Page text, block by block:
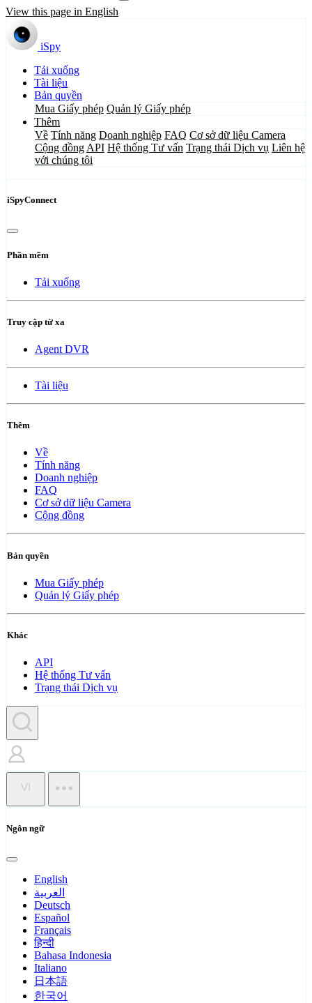
View this page in English
iSpy
Tải xuống
Tài liệu
Bản quyền
Mua Giấy phép Quản lý Giấy phép
Thêm
Về Tính năng Doanh nghiệp FAQ Cơ sở dữ liệu Camera
Cộng đồng API Hệ thống Tư vấn Trạng thái Dịch vụ Liên hệ
với chúng tôi
iSpyConnect
Phần mềm
Tải xuống
Truy cập từ xa
Agent DVR
Tài liệu
Thêm
Về
Tính năng
Doanh nghiệp
FAQ
Cơ sở dữ liệu Camera
Cộng đồng
Bản quyền
Mua Giấy phép
Quản lý Giấy phép
Khác
API
Hệ thống Tư vấn
Trạng thái Dịch vụ
VI
Ngôn ngữ
English
العربية
Deutsch
Español
Français
हिन्दी
Bahasa Indonesia
Italiano
日本語
한국어